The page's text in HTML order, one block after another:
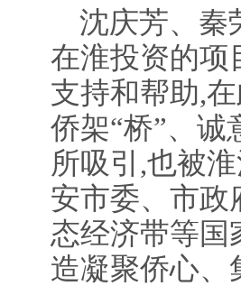
沈庆芳、秦
在淮投资的项
支持和帮助,
侨架“桥”、诚
所吸引,也被
安市委、市政
态经济带等国
造凝聚侨心、